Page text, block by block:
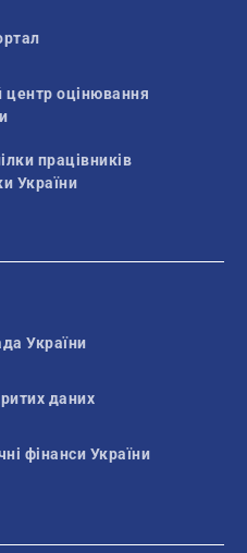
центр оцінювання
працівників
України
України
даних
фінанси України